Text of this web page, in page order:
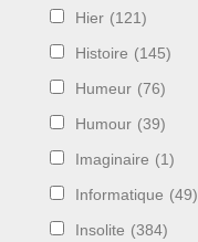
Hier (121)
Histoire (145)
Humeur (76)
Humour (39)
Imaginaire (1)
Informatique (49)
Insolite (384)